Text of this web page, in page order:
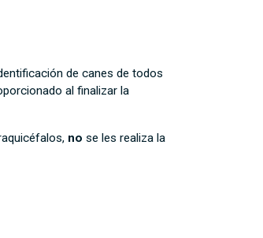
de canes de todos
al finalizar la
no se les realiza la